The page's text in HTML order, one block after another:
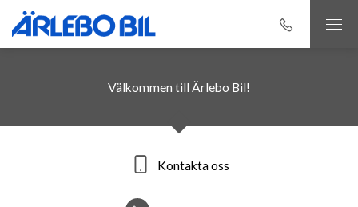
Välkommen till Ärlebo Bil!
Kontakta oss